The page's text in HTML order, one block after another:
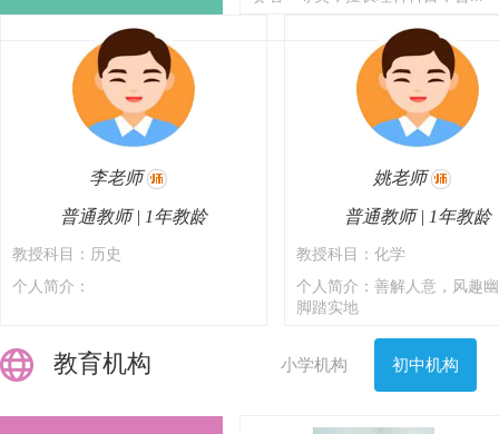
李老师
普通教师 | 1年教龄
教授科目：历史
个人简介：
姚老师
普通教师 | 1年教龄
教授科目：化学
个人简介：善解人意，风趣
脚踏实地
教育机构 小学机构 初中机构